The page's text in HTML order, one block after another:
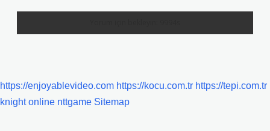
https://enjoyablevideo.com https://kocu.com.tr https://tepi.com.tr
knight online nttgame Sitemap